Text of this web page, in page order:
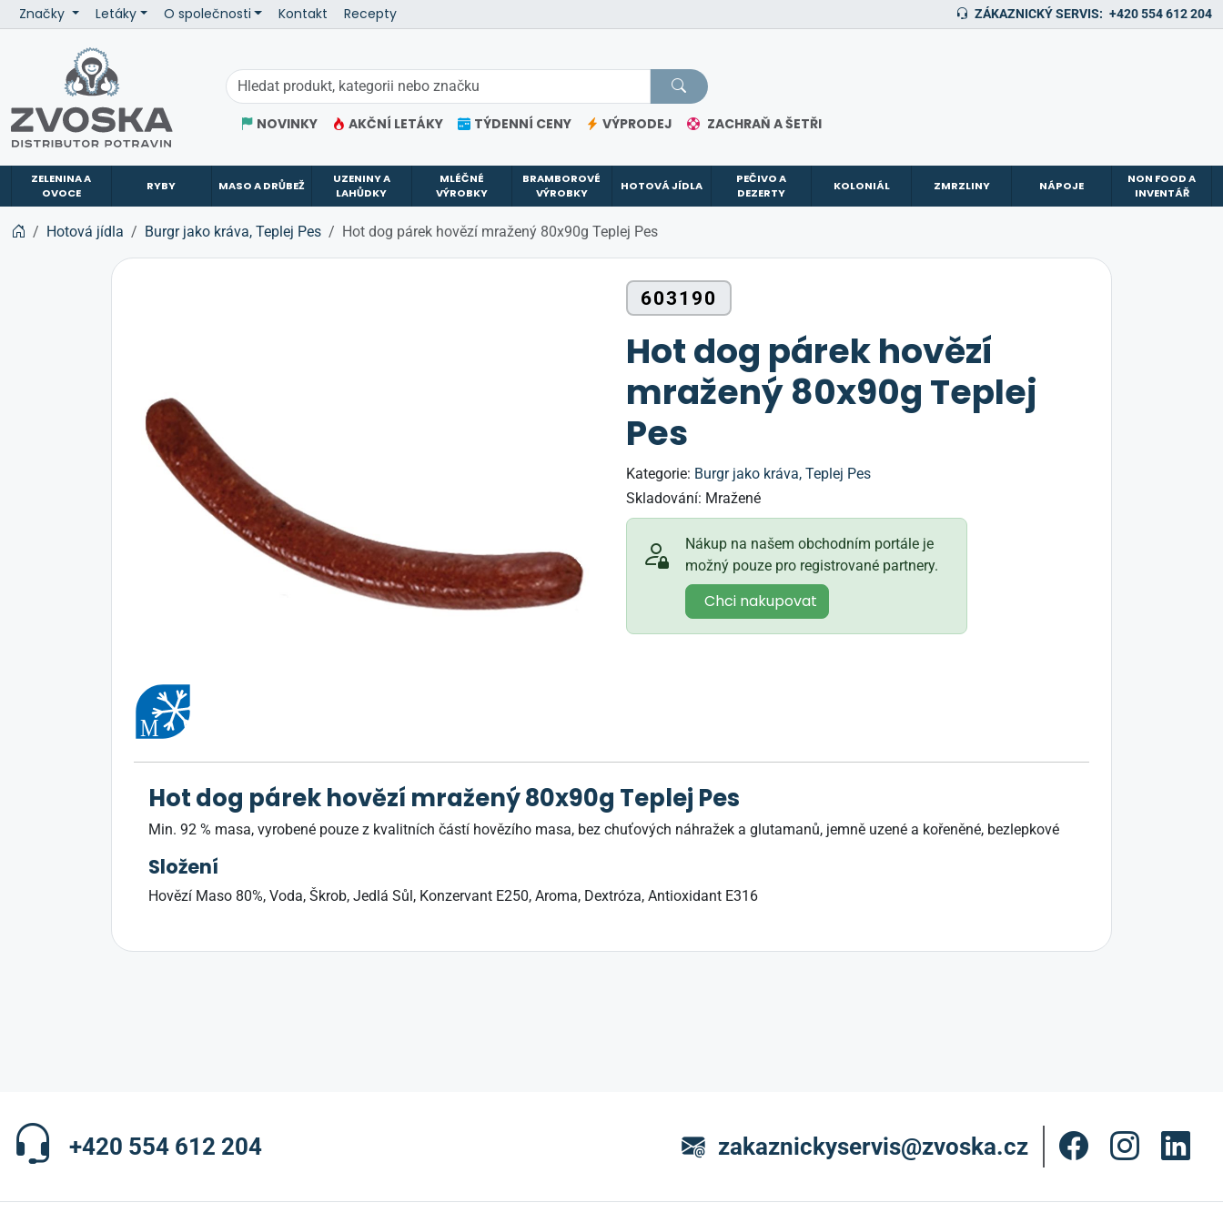
Značky Letáky O společnosti Kontakt Recepty ZÁKAZNICKÝ SERVIS: +420 554 612 204
NOVINKY AKČNÍ LETÁKY TÝDENNÍ CENY VÝPRODEJ ZACHRAŇ A ŠETŘI
ZELENINA A
OVOCE
RYBY MASO A DRŮBEŽ
UZENINY A
LAHŮDKY
MLÉČNÉ
VÝROBKY
BRAMBOROVÉ
VÝROBKY
HOTOVÁ JÍDLA
PEČIVO A
DEZERTY
KOLONIÁL ZMRZLINY NÁPOJE
NON FOOD A
INVENTÁŘ
Hotová jídla Burgr jako kráva, Teplej Pes Hot dog párek hovězí mražený 80x90g Teplej Pes
603190
Hot dog párek hovězí
mražený 80x90g Teplej
Pes
Kategorie: Burgr jako kráva, Teplej Pes
Skladování: Mražené
Nákup na našem obchodním portále je
možný pouze pro registrované partnery.
Chci nakupovat
Hot dog párek hovězí mražený 80x90g Teplej Pes
Min. 92 % masa, vyrobené pouze z kvalitních částí hovězího masa, bez chuťových náhražek a glutamanů, jemně uzené a kořeněné, bezlepkové
Složení
Hovězí Maso 80%, Voda, Škrob, Jedlá Sůl, Konzervant E250, Aroma, Dextróza, Antioxidant E316
+420 554 612 204 zakaznickyservis@zvoska.cz